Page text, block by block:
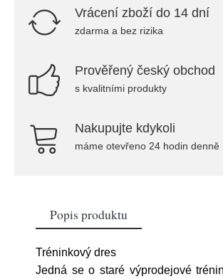
Vrácení zboží do 14 dní
zdarma a bez rizika
Prověřený český obchod
s kvalitními produkty
Nakupujte kdykoli
máme otevřeno 24 hodin denně
Popis produktu
Tréninkový dres
Jedná se o staré výprodejové